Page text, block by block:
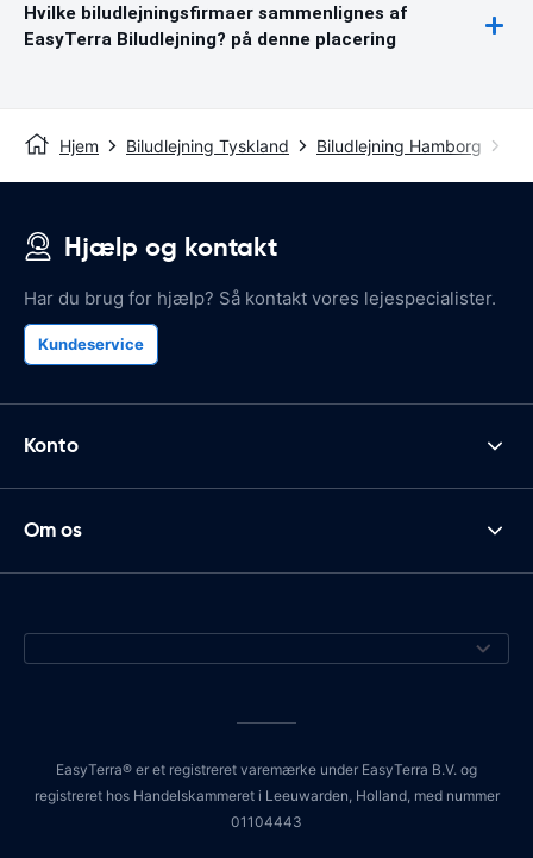
Hvilke biludlejningsfirmaer sammenlignes af
EasyTerra Biludlejning? på denne placering
Hjem Biludlejning Tyskland Biludlejning Hamborg
Hjælp og kontakt
Har du brug for hjælp? Så kontakt vores lejespecialister.
Kundeservice
Konto
Om os
EasyTerra® er et registreret varemærke under EasyTerra B.V. og
registreret hos Handelskammeret i Leeuwarden, Holland, med nummer
01104443